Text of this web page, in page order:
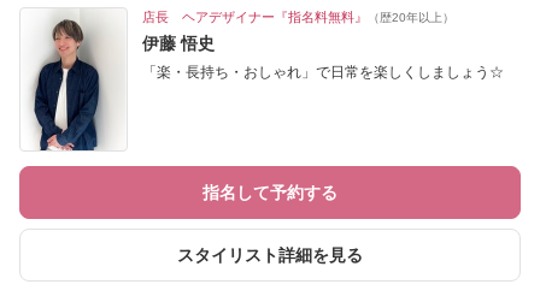
店長 ヘアデザイナー『指名料無料』 （歴20年以上）
伊藤 悟史
「楽・長持ち・おしゃれ」で日常を楽しくしましょう☆
指名して予約する
スタイリスト詳細を見る